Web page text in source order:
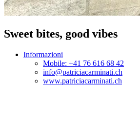
Sweet bites, good vibes
Informazioni
Mobile: +41 76 616 68 42
info@patriciacarminati.ch
www.patriciacarminati.ch